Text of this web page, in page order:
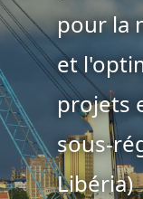
pour la
et
projets
sous-
Libéria)